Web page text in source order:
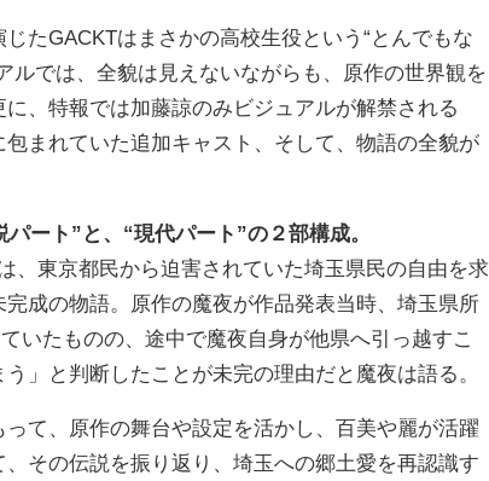
たGACKTはまさかの高校生役という“とんでもな
ルでは、全貌は見えないながらも、原作の世界観を
、特報では加藤諒のみビジュアルが解禁される
まれていた追加キャスト、そして、物語の全貌が
ート”と、“現代パート”の２部構成。
東京都民から迫害されていた埼玉県民の自由を求
成の物語。原作の魔夜が作品発表当時、埼玉県所
いたものの、途中で魔夜自身が他県へ引っ越すこ
」と判断したことが未完の理由だと魔夜は語る。
て、原作の舞台や設定を活かし、百美や麗が活躍
その伝説を振り返り、埼玉への郷土愛を再認識す